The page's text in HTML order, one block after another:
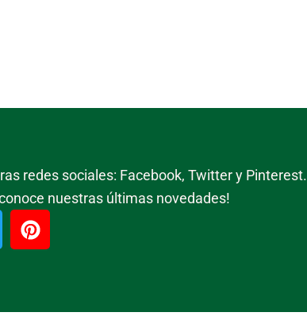
redes sociales: Facebook, Twitter y Pinterest.
nuestras últimas novedades!
P
i